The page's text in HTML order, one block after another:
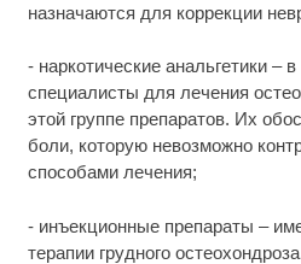
назначаются для коррекции
- наркотические анальгетики –
специалисты для лечения
этой группе препаратов. Их
боли, которую невозможно
способами лечения;
- инъекционные препараты –
терапии грудного